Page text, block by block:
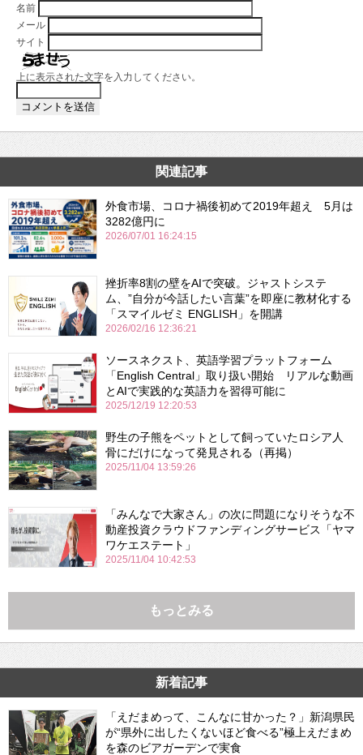
名前
メール
サイト
上に表示された文字を入力してください。
関連記事
外食市場、コロナ禍後初めて2019年超え 5月は
3282億円に
2026/07/01 16:24:15
挫折率8割の壁をAIで突破。ジャストシステ
ム、”自分が今話したい言葉”を即座に教材化する
「スマイルゼミ ENGLISH」を開講
2026/02/16 12:36:21
ソースネクスト、英語学習プラットフォーム
「English Central」取り扱い開始 リアルな動画
とAIで実践的な英語力を習得可能に
2025/12/19 12:20:53
野生の子熊をペットとして飼っていたロシア人
骨にだけになって発見される（再掲）
2025/11/04 13:59:26
「みんなで大家さん」の次に問題になりそうな不
動産投資クラウドファンディングサービス「ヤマ
ワケエステート」
2025/11/04 10:42:53
もっとみる
新着記事
「えだまめって、こんなに甘かった？」新潟県民
が“県外に出したくないほど食べる”極上えだまめ
を森のビアガーデンで実食